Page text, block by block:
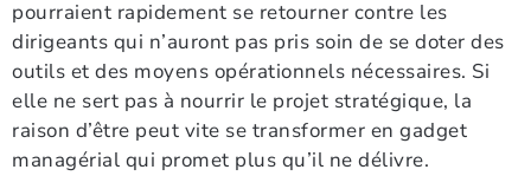
pourraient rapidement se retourner contre les
dirigeants qui n’auront pas pris soin de se doter des
outils et des moyens opérationnels nécessaires. Si
elle ne sert pas à nourrir le projet stratégique, la
raison d’être peut vite se transformer en gadget
managérial qui promet plus qu’il ne délivre.